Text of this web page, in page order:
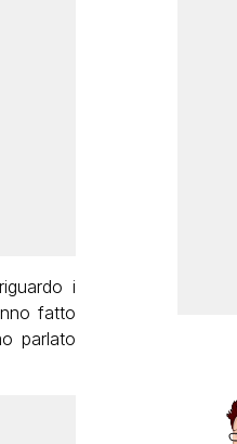
riguardo i
fatto
parlato